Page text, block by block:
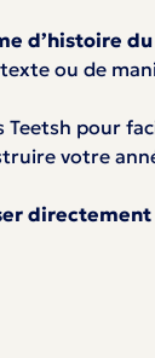
d’histoire
ou de
pour
votre